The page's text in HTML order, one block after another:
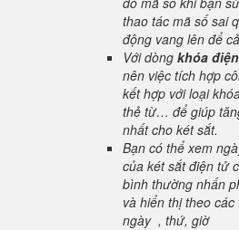
thao tác mã số sai
động vang lên để
Với dòng khóa
nên việc tích hợp
kết hợp với loại
thẻ từ… để giúp
nhất cho két sắt.
Bạn có thể xem
của két sắt điện tử
bình thường nhấn
và hiển thị theo
ngày , thứ, giờ